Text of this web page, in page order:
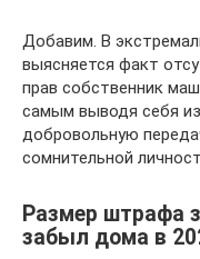
Добавим. В
выясняется факт
прав собственник
самым выводя себя
добровольную
сомнительной
Размер штрафа
забыл дома в